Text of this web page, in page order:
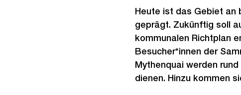
Heute ist das Gebiet an
geprägt. Zukünftig soll
kommunalen Richtplan
Besucher*innen der
Mythenquai werden
dienen. Hinzu kommen